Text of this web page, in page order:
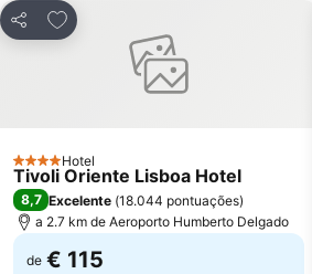
Partilhar
Adicionar aos favoritos
4 Estrelas
Hotel
Tivoli Oriente Lisboa Hotel
8,7 Excelente (18.044 pontuações)
a 2.7 km de Aeroporto Humberto Delgado
de € 115